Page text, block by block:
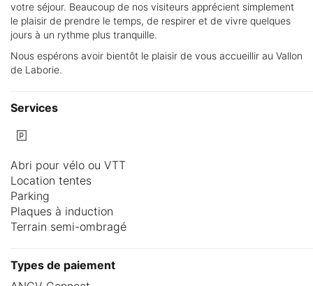
votre séjour. Beaucoup de nos visiteurs apprécient simplement
le plaisir de prendre le temps, de respirer et de vivre quelques
jours à un rythme plus tranquille.
Nous espérons avoir bientôt le plaisir de vous accueillir au Vallon
de Laborie.
Services
Abri pour vélo ou VTT
Location tentes
Parking
Plaques à induction
Terrain semi-ombragé
Types de paiement